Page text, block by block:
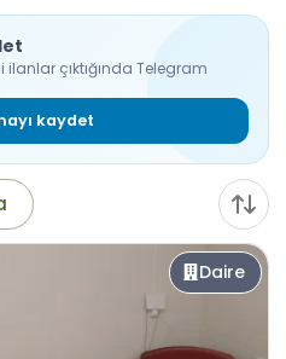
çıktığında Telegram
kaydet
Daire